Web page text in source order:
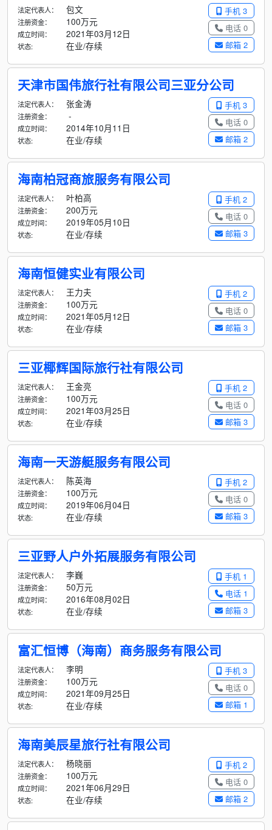
手机 3
电话 0
邮箱 2
法定代表人： 包文
注册资金： 100万元
成立时间： 2021年03月12日
状态: 在业/存续
天津市国伟旅行社有限公司三亚分公司
手机 3
电话 0
邮箱 2
法定代表人： 张金涛
注册资金： -
成立时间： 2014年10月11日
状态: 在业/存续
海南柏冠商旅服务有限公司
手机 2
电话 0
邮箱 3
法定代表人： 叶柏高
注册资金： 200万元
成立时间： 2019年05月10日
状态: 在业/存续
海南恒健实业有限公司
手机 2
电话 0
邮箱 3
法定代表人： 王力夫
注册资金： 100万元
成立时间： 2021年05月12日
状态: 在业/存续
三亚椰辉国际旅行社有限公司
手机 2
电话 0
邮箱 3
法定代表人： 王金亮
注册资金： 100万元
成立时间： 2021年03月25日
状态: 在业/存续
海南一天游艇服务有限公司
手机 2
电话 0
邮箱 3
法定代表人： 陈英海
注册资金： 100万元
成立时间： 2019年06月04日
状态: 在业/存续
三亚野人户外拓展服务有限公司
手机 1
电话 1
邮箱 3
法定代表人： 李巍
注册资金： 50万元
成立时间： 2016年08月02日
状态: 在业/存续
富汇恒博（海南）商务服务有限公司
手机 3
电话 0
邮箱 1
法定代表人： 李明
注册资金： 100万元
成立时间： 2021年09月25日
状态: 在业/存续
海南美辰星旅行社有限公司
手机 2
电话 0
邮箱 2
法定代表人： 杨晓丽
注册资金： 100万元
成立时间： 2021年06月29日
状态: 在业/存续